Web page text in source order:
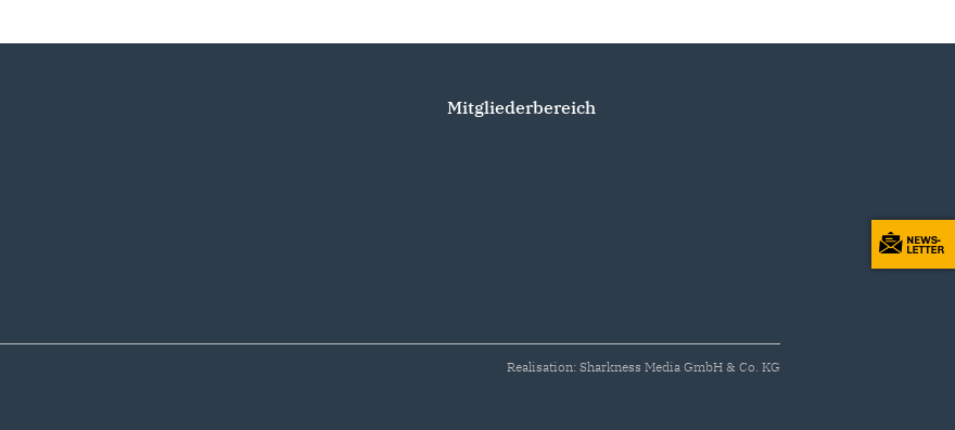
Mitgliederbereich
Realisation: Sharkness Media GmbH & Co. KG